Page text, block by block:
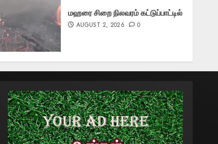
மஹரை சிறை நிலவரம் கட்டுப்பாட்டில்
AUGUST 2, 2026 0